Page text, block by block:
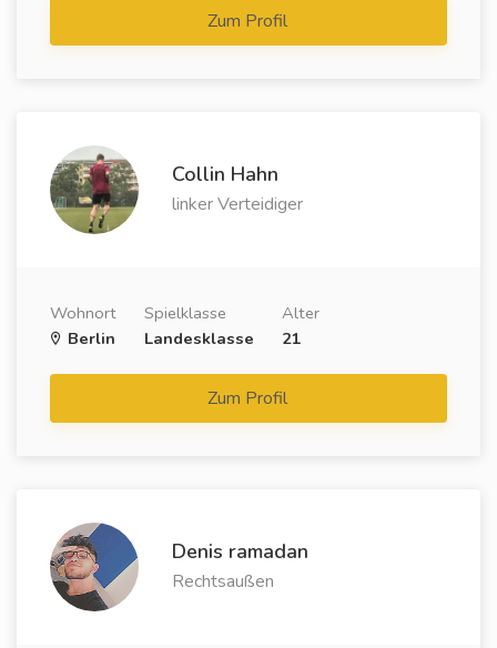
Zum Profil
Collin Hahn
linker Verteidiger
Wohnort
Berlin
Spielklasse
Landesklasse
Alter
21
Zum Profil
Denis ramadan
Rechtsaußen